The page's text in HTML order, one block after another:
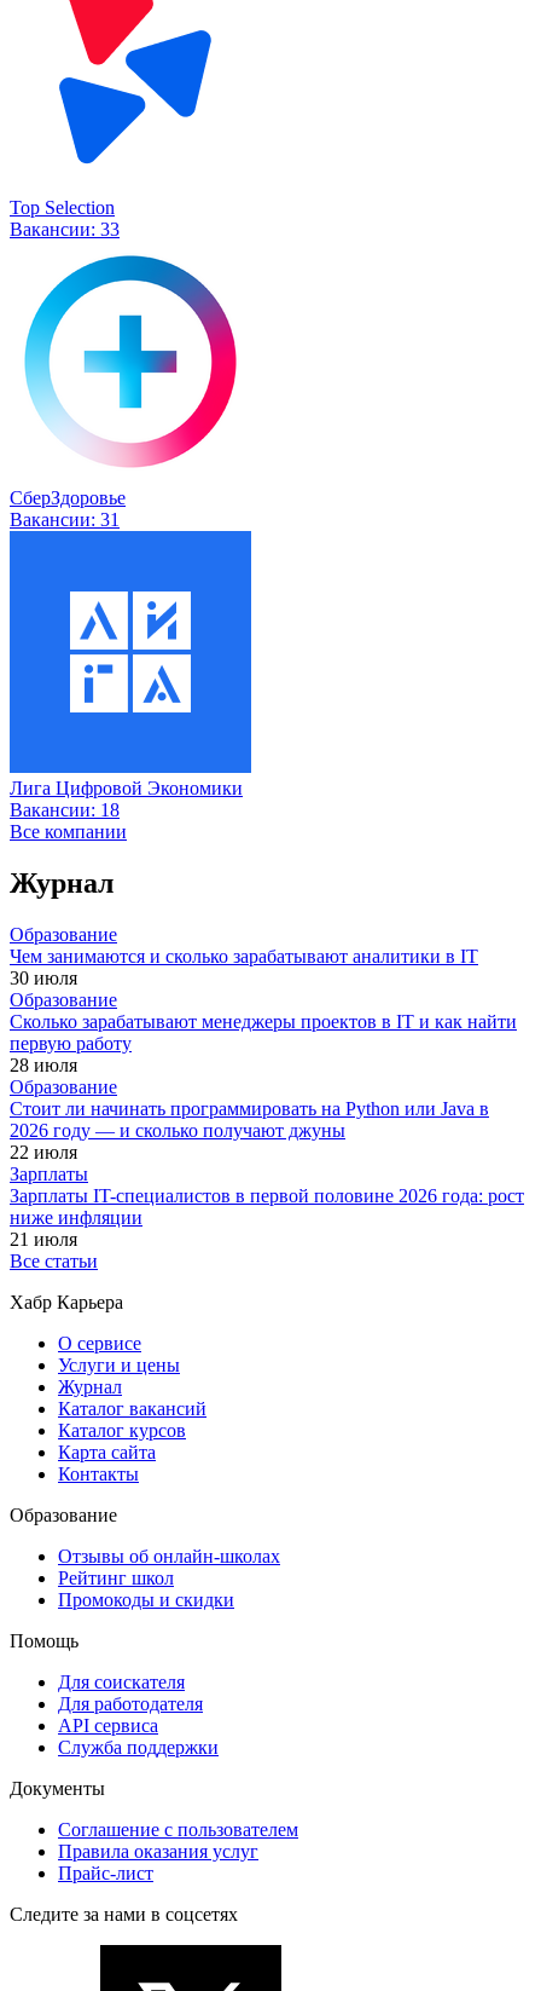
Top Selection
Вакансии: 33
СберЗдоровье
Вакансии: 31
Лига Цифровой Экономики
Вакансии: 18
Все компании
Журнал
Образование
Чем занимаются и сколько зарабатывают аналитики в IT
30 июля
Образование
Сколько зарабатывают менеджеры проектов в IT и как найти
первую работу
28 июля
Образование
Стоит ли начинать программировать на Python или Java в
2026 году — и сколько получают джуны
22 июля
Зарплаты
Зарплаты IT-специалистов в первой половине 2026 года: рост
ниже инфляции
21 июля
Все статьи
Хабр Карьера
О сервисе
Услуги и цены
Журнал
Каталог вакансий
Каталог курсов
Карта сайта
Контакты
Образование
Отзывы об онлайн-школах
Рейтинг школ
Промокоды и скидки
Помощь
Для соискателя
Для работодателя
API сервиса
Служба поддержки
Документы
Соглашение с пользователем
Правила оказания услуг
Прайс-лист
Следите за нами в соцсетях